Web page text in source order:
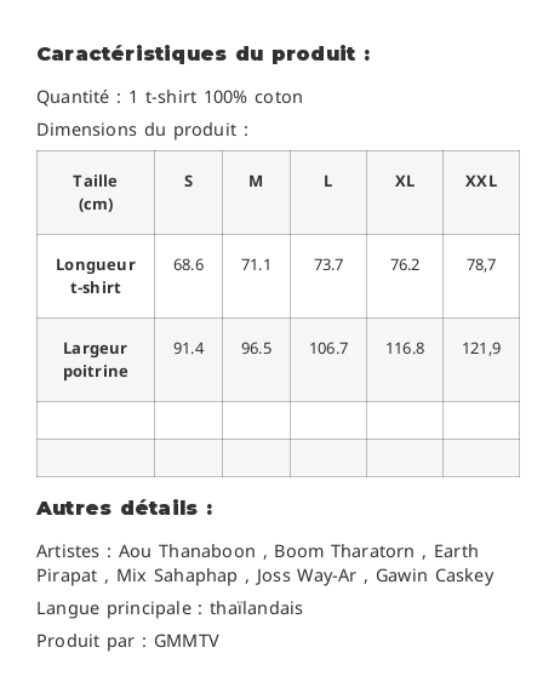
Caractéristiques du produit :
Quantité : 1 t-shirt 100% coton
Dimensions du produit :
Taille
(cm)
S M L XL XXL
Longueur
t-shirt
68.6 71.1 73.7 76.2 78,7
Largeur
poitrine
91.4 96.5 106.7 116.8 121,9
Autres détails :
Artistes : Aou Thanaboon , Boom Tharatorn , Earth
Pirapat , Mix Sahaphap , Joss Way-Ar , Gawin Caskey
Langue principale : thaïlandais
Produit par : GMMTV